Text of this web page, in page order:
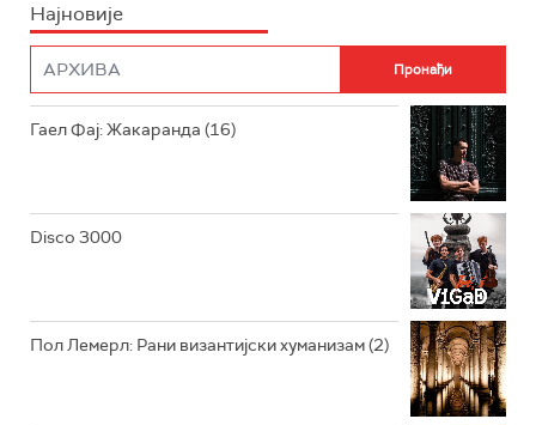
РАДИО РОКЕНРОЛЕР
Најновије
Гаел Фај: Жакаранда (16)
Disco 3000
Пол Лемерл: Рани византијски хуманизам (2)